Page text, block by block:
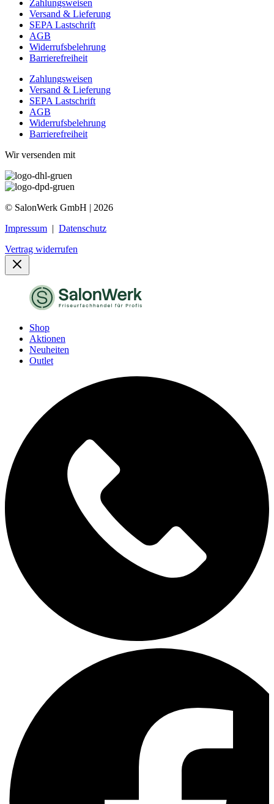
Zahlungsweisen
Versand & Lieferung
SEPA Lastschrift
AGB
Widerrufsbelehrung
Barrierefreiheit
Zahlungsweisen
Versand & Lieferung
SEPA Lastschrift
AGB
Widerrufsbelehrung
Barrierefreiheit
Wir versenden mit
© SalonWerk GmbH | 2026
Impressum | Datenschutz
Vertrag widerrufen
Shop
Aktionen
Neuheiten
Outlet